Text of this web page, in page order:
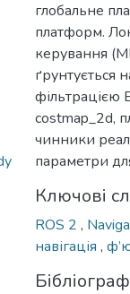
глобальне
платформ.
керування
ґрунтується
фільтрацією
costmap_2d,
чинники
параметри
Ключові
ROS 2 ,
навігація ,